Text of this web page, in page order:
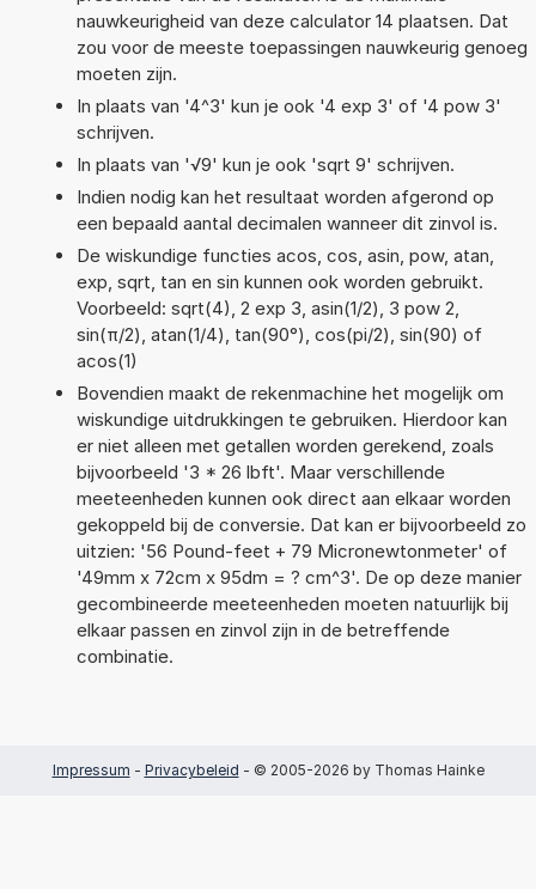
nauwkeurigheid van deze calculator 14 plaatsen. Dat
zou voor de meeste toepassingen nauwkeurig genoeg
moeten zijn.
In plaats van '4^3' kun je ook '4 exp 3' of '4 pow 3'
schrijven.
In plaats van '√9' kun je ook 'sqrt 9' schrijven.
Indien nodig kan het resultaat worden afgerond op
een bepaald aantal decimalen wanneer dit zinvol is.
De wiskundige functies acos, cos, asin, pow, atan,
exp, sqrt, tan en sin kunnen ook worden gebruikt.
Voorbeeld: sqrt(4), 2 exp 3, asin(1/2), 3 pow 2,
sin(π/2), atan(1/4), tan(90°), cos(pi/2), sin(90) of
acos(1)
Bovendien maakt de rekenmachine het mogelijk om
wiskundige uitdrukkingen te gebruiken. Hierdoor kan
er niet alleen met getallen worden gerekend, zoals
bijvoorbeeld '3 * 26 lbft'. Maar verschillende
meeteenheden kunnen ook direct aan elkaar worden
gekoppeld bij de conversie. Dat kan er bijvoorbeeld zo
uitzien: '56 Pound-feet + 79 Micronewtonmeter' of
'49mm x 72cm x 95dm = ? cm^3'. De op deze manier
gecombineerde meeteenheden moeten natuurlijk bij
elkaar passen en zinvol zijn in de betreffende
combinatie.
Impressum - Privacybeleid - © 2005-2026 by Thomas Hainke